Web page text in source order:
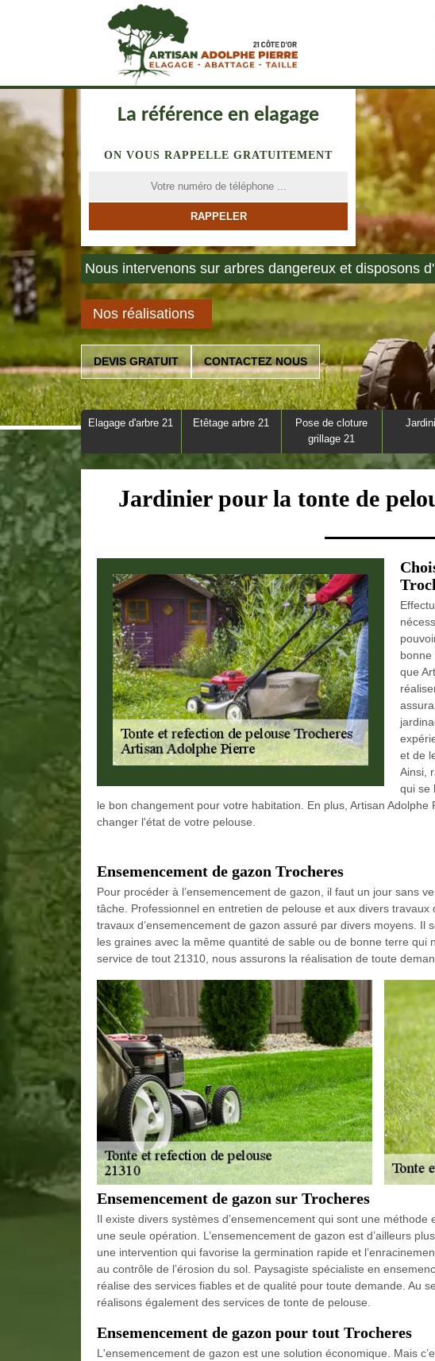
La référence en elagage
ON VOUS RAPPELLE GRATUITEMENT
Nous intervenons sur arbres dangereux et disposons
Nos réalisations
DEVIS GRATUIT CONTACTEZ NOUS
Elagage d'arbre 21 Etêtage arbre 21
Pose de cloture
grillage 21
Jardinier pour la tonte de
bonne
que
et de
Ainsi,
qui se
le bon changement pour votre habitation. En plus, Artisan
changer l'état de votre pelouse.
Ensemencement de gazon Trocheres
Pour procéder à l’ensemencement de gazon, il faut un jour sans
tâche. Professionnel en entretien de pelouse et aux divers
travaux d’ensemencement de gazon assuré par divers moyens. Il
les graines avec la même quantité de sable ou de bonne terre qui
service de tout 21310, nous assurons la réalisation de toute
Ensemencement de gazon sur Trocheres
Il existe divers systèmes d’ensemencement qui sont une
une seule opération. L’ensemencement de gazon est d’ailleurs
une intervention qui favorise la germination rapide et
au contrôle de l’érosion du sol. Paysagiste spécialiste en
réalise des services fiables et de qualité pour toute demande. Au
réalisons également des services de tonte de pelouse.
Ensemencement de gazon pour tout Trocheres
L'ensemencement de gazon est une solution économique. Mais